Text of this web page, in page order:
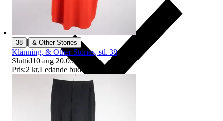
38 | & Other Stories
Klänning, & Other Stories, stl. 38
Sluttid10 aug 20:03
Pris:2 kr,Ledande bud.